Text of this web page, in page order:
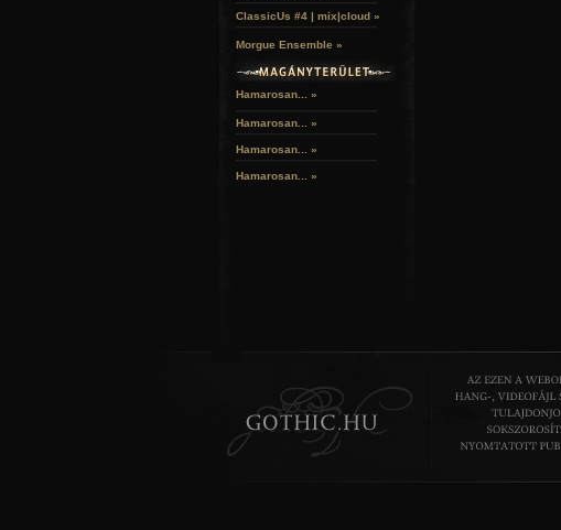
ClassicUs #4 | mix|cloud »
Morgue Ensemble »
Hamarosan... »
Hamarosan... »
Hamarosan... »
Hamarosan... »